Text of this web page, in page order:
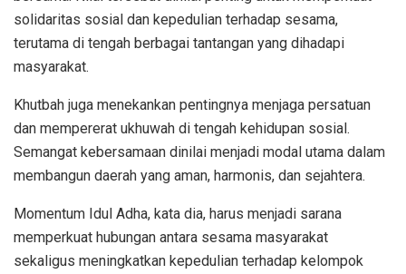
solidaritas sosial dan kepedulian terhadap sesama,
terutama di tengah berbagai tantangan yang dihadapi
masyarakat.
Khutbah juga menekankan pentingnya menjaga persatuan
dan mempererat ukhuwah di tengah kehidupan sosial.
Semangat kebersamaan dinilai menjadi modal utama dalam
membangun daerah yang aman, harmonis, dan sejahtera.
Momentum Idul Adha, kata dia, harus menjadi sarana
memperkuat hubungan antara sesama masyarakat
sekaligus meningkatkan kepedulian terhadap kelompok